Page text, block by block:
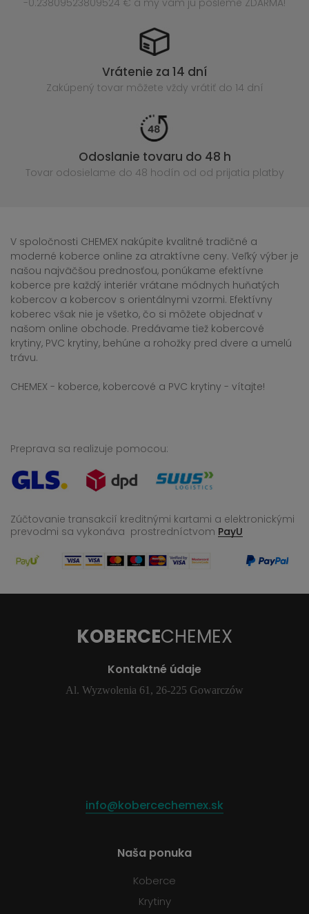
-0.23809523809524 € a my vám ju pošleme ZDARMA!
Vrátenie za 14 dní
Zakúpený tovar môžete vždy vrátiť do 14 dní
Odoslanie tovaru do 48 h
Tovar odosielame do 48 hodín od od prijatia platby
V spoločnosti CHEMEX nakúpite kvalitné tradičné a
moderné koberce online za atraktívne ceny. Veľký výber je
našou najväčšou prednosťou, ponúkame efektívne
koberce pre každý interiér vrátane módnych huňatých
kobercov a kobercov s orientálnymi vzormi. Efektívny
koberec však nie je všetko, čo si môžete objednať v
našom online obchode. Predávame tiež kobercové
krytiny, PVC krytiny, behúne a rohožky pred dvere a umelú
trávu.
CHEMEX - koberce, kobercové a PVC krytiny - vítajte!
Preprava sa realizuje pomocou:
Zúčtovanie transakcií kreditnými kartami a elektronickými
prevodmi sa vykonáva prostredníctvom PayU
KOBERCECHEMEX
Kontaktné údaje
Al. Wyzwolenia 61, 26-225 Gowarczów
info@kobercechemex.sk
Naša ponuka
Koberce
Krytiny